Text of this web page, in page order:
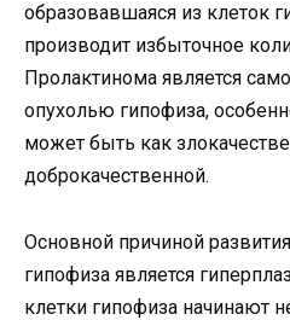
образовавшаяся из клеток
производит избыточное
Пролактинома является
опухолью гипофиза,
может быть как
доброкачественной.
Основной причиной
гипофиза является
клетки гипофиза начинают